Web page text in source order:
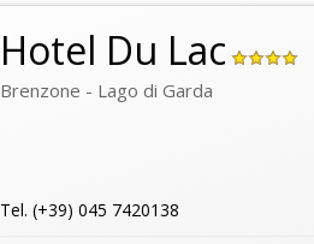
Hotel Du Lac
Brenzone - Lago di Garda
Tel. (+39) 045 7420138